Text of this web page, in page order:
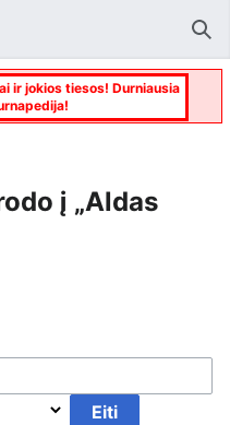
ir jokios tiesos! Durniausia
į „Aldas